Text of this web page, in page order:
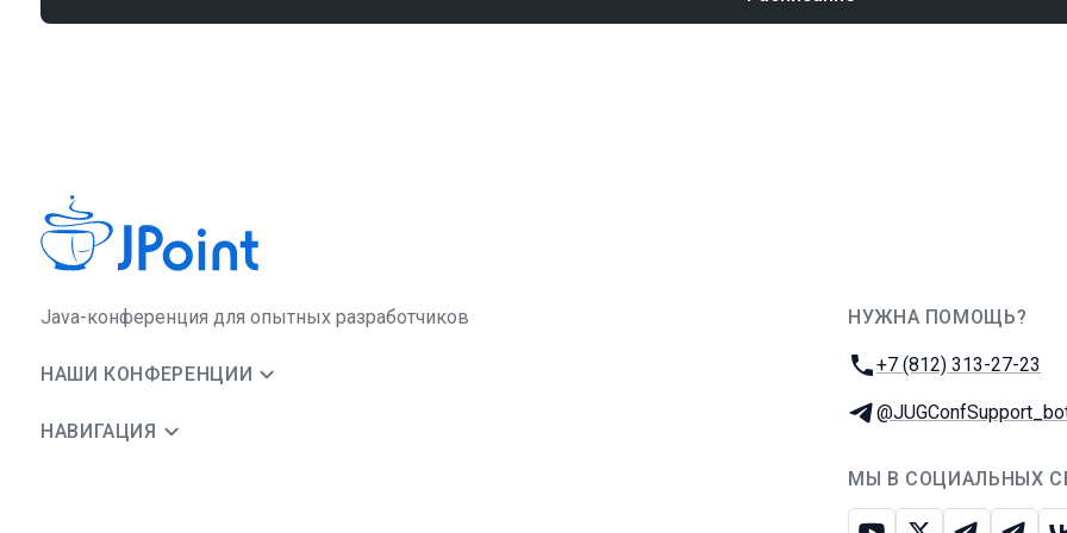
Java-конференция для опытных разработчиков
НАШИ КОНФЕРЕНЦИИ
НАВИГАЦИЯ
НУЖНА ПОМОЩЬ?
Телефон:
+7 (812) 313-27-23
Телеграм:
МЫ В СОЦИАЛЬНЫХ